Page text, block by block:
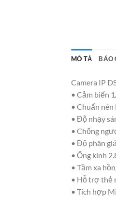
MÔ TẢ BÁO
Camera IP
• Cảm biến
• Chuẩn nén
• Độ nhạy
• Chống
• Độ phân
• Ống kính
• Tầm xa
• Hỗ trợ thẻ
• Tích hợp